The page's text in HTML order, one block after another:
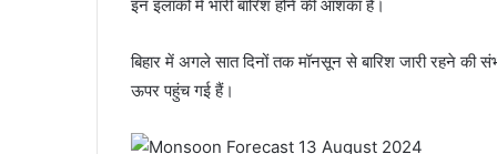
इन इलाकों में भारी बारिश होने की आशंका है।
बिहार में अगले सात दिनों तक मॉनसून से बारिश जारी रहने की
ऊपर पहुंच गई हैं।